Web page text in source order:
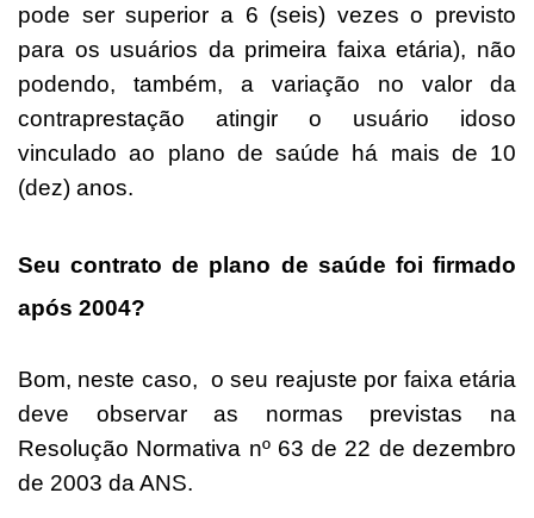
pode ser superior a 6 (seis) vezes o previsto
para os usuários da primeira faixa etária), não
podendo, também, a variação no valor da
contraprestação atingir o usuário idoso
vinculado ao plano de saúde há mais de 10
(dez) anos.
Seu contrato de plano de saúde foi firmado
após 2004?
Bom, neste caso, o seu reajuste por faixa etária
deve observar as normas previstas na
Resolução Normativa nº 63 de 22 de dezembro
de 2003 da ANS.